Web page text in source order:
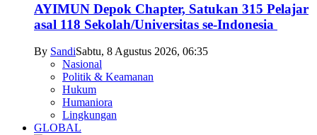
AYIMUN Depok Chapter, Satukan 315 Pelajar
asal 118 Sekolah/Universitas se-Indonesia
By SandiSabtu, 8 Agustus 2026, 06:35
Nasional
Politik & Keamanan
Hukum
Humaniora
Lingkungan
GLOBAL